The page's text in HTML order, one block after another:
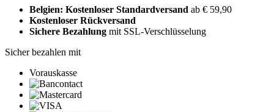
Belgien: Kostenloser Standardversand ab € 59,90
Kostenloser Rückversand
Sichere Bezahlung mit SSL-Verschlüsselung
Sicher bezahlen mit
Vorauskasse